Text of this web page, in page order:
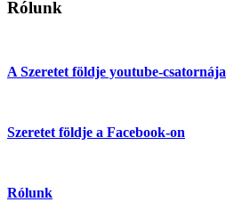
Rólunk
A Szeretet földje youtube-csatornája
Szeretet földje a Facebook-on
Rólunk